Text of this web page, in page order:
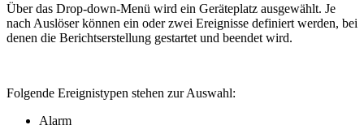
Über das Drop-down-Menü wird ein Geräteplatz ausgewählt. Je
nach Auslöser können ein oder zwei Ereignisse definiert werden, bei
denen die Berichtserstellung gestartet und beendet wird.
Folgende Ereignistypen stehen zur Auswahl:
Alarm